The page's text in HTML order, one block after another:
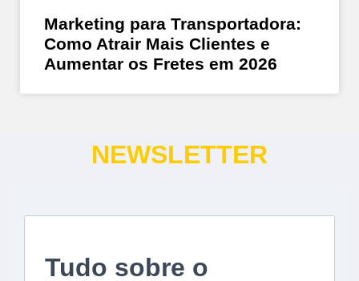
Marketing para Transportadora:
Como Atrair Mais Clientes e
Aumentar os Fretes em 2026
NEWSLETTER